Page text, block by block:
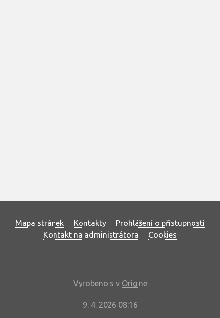
Mapa stránek Kontakty
Prohlášení o přístupnosti
Kontakt na administrátora
Cookies
Vyrobeno s v Origine
9. 4. 2026 08:16